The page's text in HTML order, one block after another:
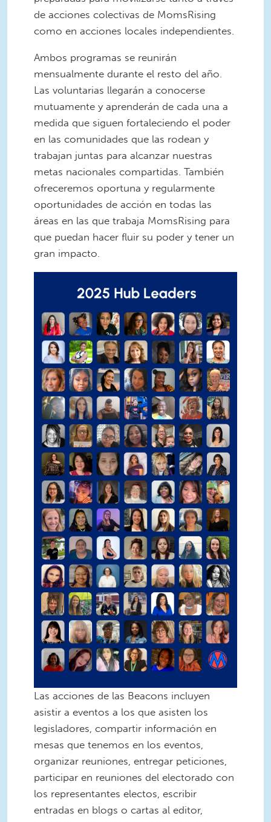
de acciones colectivas de MomsRising
como en acciones locales independientes.
Ambos programas se reunirán
mensualmente durante el resto del año.
Las voluntarias llegarán a conocerse
mutuamente y aprenderán de cada una a
medida que siguen fortaleciendo el poder
en las comunidades que las rodean y
trabajan juntas para alcanzar nuestras
metas nacionales compartidas. También
ofreceremos oportuna y regularmente
oportunidades de acción en todas las
áreas en las que trabaja MomsRising para
que puedan hacer fluir su poder y tener un
gran impacto.
Las acciones de las Beacons incluyen
asistir a eventos a los que asisten los
legisladores, compartir información en
mesas que tenemos en los eventos,
organizar reuniones, entregar peticiones,
participar en reuniones del electorado con
los representantes electos, escribir
entradas en blogs o cartas al editor,